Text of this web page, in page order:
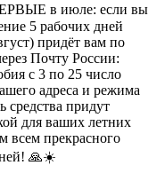
в июле: если вы
5 рабочих дней
придёт вам по
Почту России:
с 3 по 25 число
адреса и режима
средства придут
для ваших летних
всем прекрасного
🙏☀️